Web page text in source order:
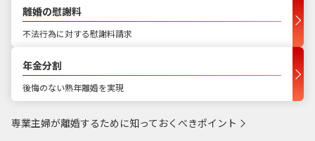
離婚の慰謝料
不法行為に対する慰謝料請求
年金分割
後悔のない熟年離婚を実現
専業主婦が離婚するために知っておくべきポイント